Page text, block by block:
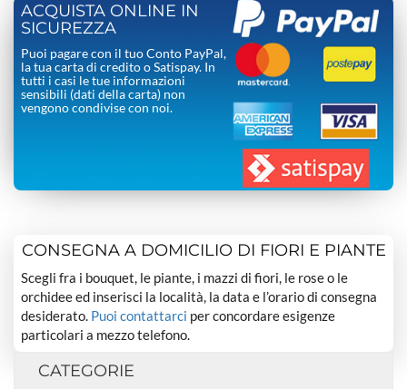
ACQUISTA ONLINE IN
SICUREZZA
Puoi pagare con il tuo Conto PayPal,
la tua carta di credito o Satispay. In
tutti i casi le tue informazioni
sensibili (dati della carta) non
vengono condivise con noi.
CONSEGNA A DOMICILIO DI FIORI E PIANTE
Scegli fra i bouquet, le piante, i mazzi di fiori, le rose o le
orchidee ed inserisci la località, la data e l’orario di consegna
desiderato. Puoi contattarci per concordare esigenze
particolari a mezzo telefono.
CATEGORIE